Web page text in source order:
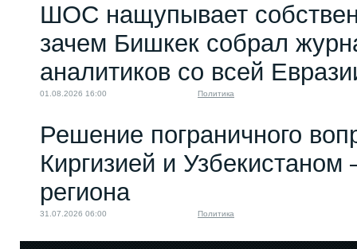
ШОС нащупывает
зачем Бишкек собрал
аналитиков со всей
01.08.2026 16:00 Политика
Решение пограничного
Киргизией и Узбекистаном
региона
31.07.2026 06:00 Политика